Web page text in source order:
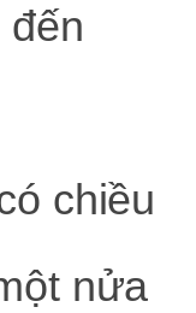
đến
chiều
nửa